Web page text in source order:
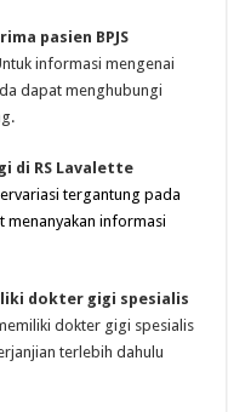
pasien BPJS
informasi mengenai
dapat menghubungi
di RS Lavalette
tergantung pada
menanyakan informasi
dokter gigi spesialis
dokter gigi spesialis
terlebih dahulu